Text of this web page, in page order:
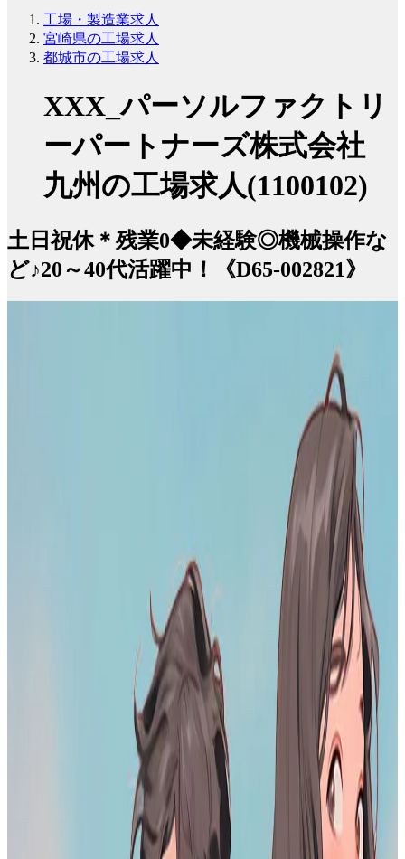
工場・製造業求人
宮崎県の工場求人
都城市の工場求人
XXX_パーソルファクトリ
ーパートナーズ株式会社
九州の工場求人(1100102)
土日祝休＊残業0◆未経験◎機械操作な
ど♪20～40代活躍中！《D65-002821》